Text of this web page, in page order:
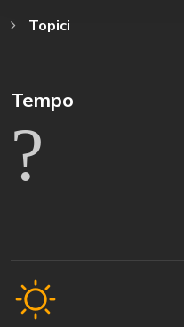
Topici
Tempo